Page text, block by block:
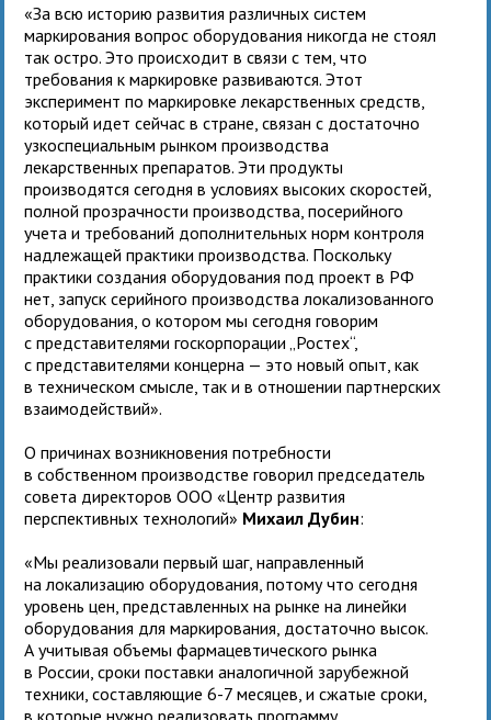
«За всю историю развития различных систем
маркирования вопрос оборудования никогда не стоял
так остро. Это происходит в связи с тем, что
требования к маркировке развиваются. Этот
эксперимент по маркировке лекарственных средств,
который идет сейчас в стране, связан с достаточно
узкоспециальным рынком производства
лекарственных препаратов. Эти продукты
производятся сегодня в условиях высоких скоростей,
полной прозрачности производства, посерийного
учета и требований дополнительных норм контроля
надлежащей практики производства. Поскольку
практики создания оборудования под проект в РФ
нет, запуск серийного производства локализованного
оборудования, о котором мы сегодня говорим
с представителями госкорпорации „Ростех“,
с представителями концерна — это новый опыт, как
в техническом смысле, так и в отношении партнерских
взаимодействий».
О причинах возникновения потребности
в собственном производстве говорил председатель
совета директоров ООО «Центр развития
перспективных технологий» Михаил Дубин:
«Мы реализовали первый шаг, направленный
на локализацию оборудования, потому что сегодня
уровень цен, представленных на рынке на линейки
оборудования для маркирования, достаточно высок.
А учитывая объемы фармацевтического рынка
в России, сроки поставки аналогичной зарубежной
техники, составляющие 6-7 месяцев, и сжатые сроки,
в которые нужно реализовать программу